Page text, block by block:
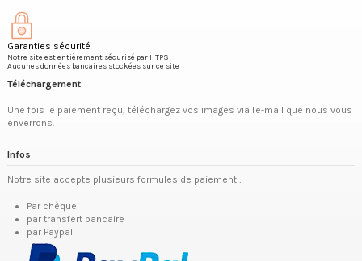
Garanties sécurité
Notre site est entièrement sécurisé par HTPS
Aucunes données bancaires stockées sur ce site
Téléchargement
Une fois le paiement reçu, téléchargez vos images via l'e-mail que nous vous
enverrons.
Infos
Notre site accepte plusieurs formules de paiement :
Par chèque
par transfert bancaire
par Paypal